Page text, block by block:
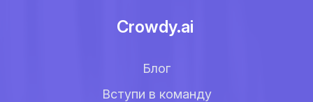
Crowdy.ai
Блог
Вступи в команду